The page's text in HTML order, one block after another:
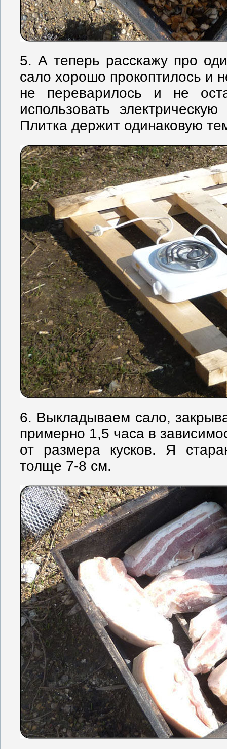
5. А теперь расскажу про
сало хорошо прокоптилось и
не переварилось и не
использовать
Плитка держит одинаковую
6. Выкладываем сало,
примерно 1,5 часа в
от размера кусков. Я
толще 7-8 см.